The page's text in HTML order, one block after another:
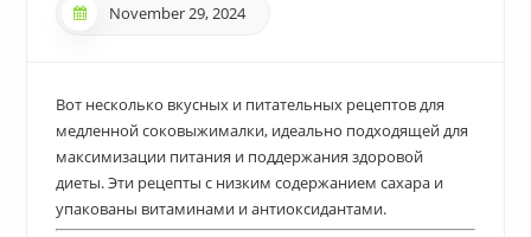
November 29, 2024
Вот несколько вкусных и питательных рецептов для
медленной соковыжималки, идеально подходящей для
максимизации питания и поддержания здоровой
диеты. Эти рецепты с низким содержанием сахара и
упакованы витаминами и антиоксидантами.